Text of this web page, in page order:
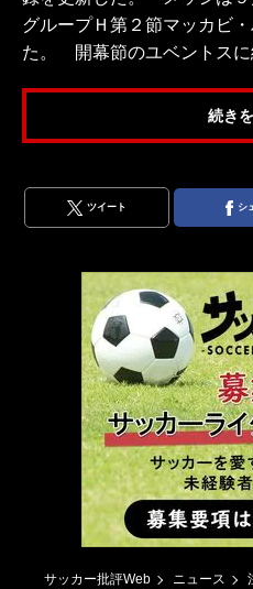
グループＨ第２節マッカビ
た。 開幕節のユベントス
続き
ツイート シ
サッカー批評Web ニュース